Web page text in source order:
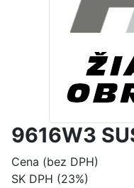
9616W3
Cena (bez DPH)
SK DPH (23%)